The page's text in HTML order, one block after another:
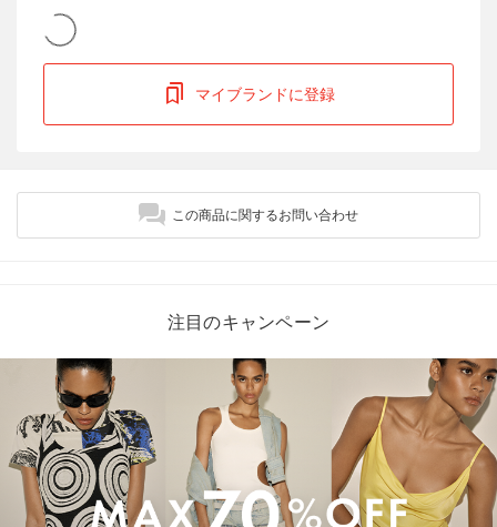
マイブランドに登録
この商品に関するお問い合わせ
注目のキャンペーン